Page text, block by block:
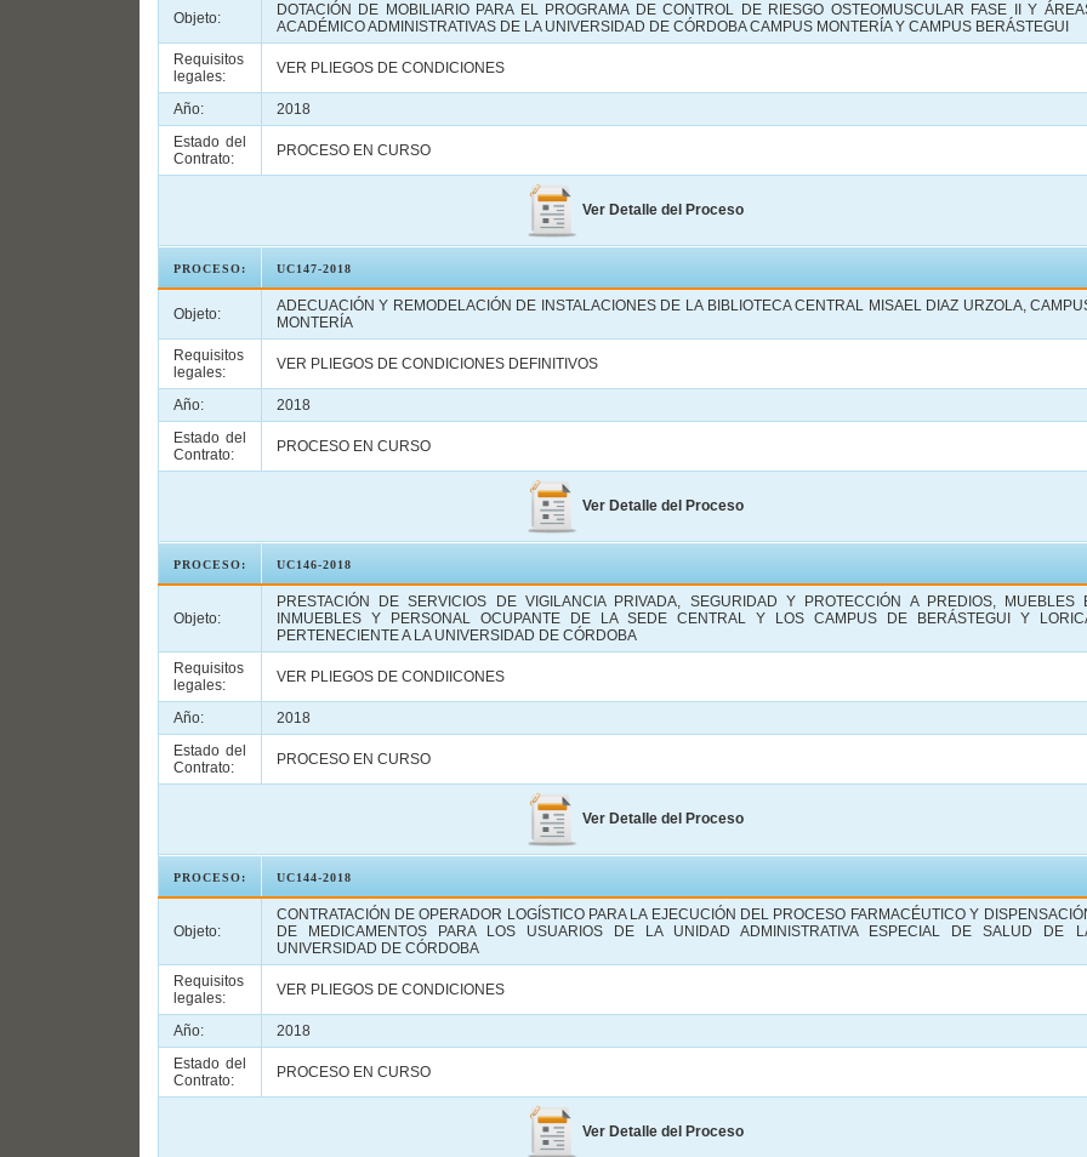
Objeto:
DOTACIÓN DE MOBILIARIO PARA EL PROGRAMA DE CONTROL DE RIESGO OSTEOMUSCULAR FASE II Y
ACADÉMICO ADMINISTRATIVAS DE LA UNIVERSIDAD DE CÓRDOBA CAMPUS MONTERÍA Y CAMPUS BERÁSTEGUI
Requisitos
legales:
VER PLIEGOS DE CONDICIONES
Año:
2018
Estado del
Contrato:
PROCESO EN CURSO
Ver Detalle del Proceso
PROCESO: UC147-2018
Objeto:
ADECUACIÓN Y REMODELACIÓN DE INSTALACIONES DE LA BIBLIOTECA CENTRAL MISAEL DIAZ URZOLA,
MONTERÍA
Requisitos
legales:
VER PLIEGOS DE CONDICIONES DEFINITIVOS
Año:
2018
Estado del
Contrato:
PROCESO EN CURSO
Ver Detalle del Proceso
PROCESO: UC146-2018
Objeto:
PRESTACIÓN DE SERVICIOS DE VIGILANCIA PRIVADA, SEGURIDAD Y PROTECCIÓN A PREDIOS, MUEBLES
INMUEBLES Y PERSONAL OCUPANTE DE LA SEDE CENTRAL Y LOS CAMPUS DE BERÁSTEGUI Y
PERTENECIENTE A LA UNIVERSIDAD DE CÓRDOBA
Requisitos
legales:
VER PLIEGOS DE CONDIICONES
Año:
2018
Estado del
Contrato:
PROCESO EN CURSO
Ver Detalle del Proceso
PROCESO: UC144-2018
Objeto:
CONTRATACIÓN DE OPERADOR LOGÍSTICO PARA LA EJECUCIÓN DEL PROCESO FARMACÉUTICO Y
DE MEDICAMENTOS PARA LOS USUARIOS DE LA UNIDAD ADMINISTRATIVA ESPECIAL DE SALUD DE
UNIVERSIDAD DE CÓRDOBA
Requisitos
legales:
VER PLIEGOS DE CONDICIONES
Año:
2018
Estado del
Contrato:
PROCESO EN CURSO
Ver Detalle del Proceso